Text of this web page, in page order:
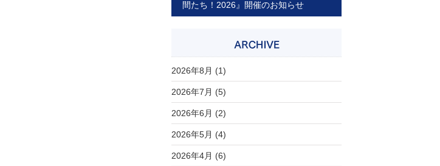
間たち！2026』開催のお知らせ
2026年8月 (1)
2026年7月 (5)
2026年6月 (2)
2026年5月 (4)
2026年4月 (6)